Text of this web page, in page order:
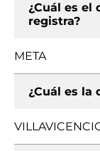
¿Cuál es el
registra?
META
¿Cuál es la